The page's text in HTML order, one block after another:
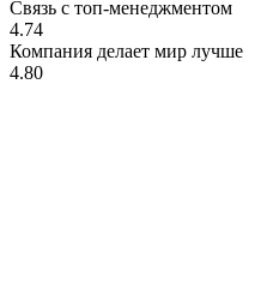
Связь с топ-менеджментом
4.74
Компания делает мир лучше
4.80